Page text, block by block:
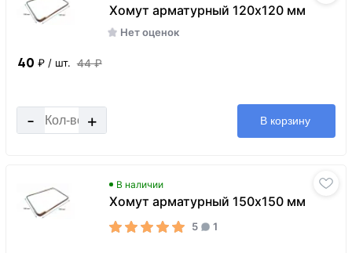
Хомут арматурный 120x120 мм
Нет оценок
40 ₽ / шт. 44 ₽
- + В корзину
В наличии
Хомут арматурный 150x150 мм
5 1